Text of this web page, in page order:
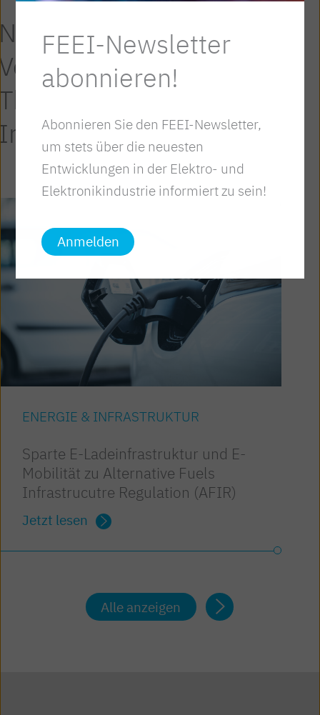
und
zum
ENERGIE & INFRASTRUKTUR
Sparte E-Ladeinfrastruktur und E-
Mobilität zu Alternative Fuels
Infrastrucutre Regulation (AFIR)
Jetzt lesen
Alle anzeigen
FEEI-Newsletter
abonnieren!
Abonnieren Sie den FEEI-Newsletter,
um stets über die neuesten
Entwicklungen in der Elektro- und
Elektronikindustrie informiert zu sein!
Anmelden